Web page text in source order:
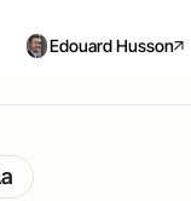
Edouard Husson